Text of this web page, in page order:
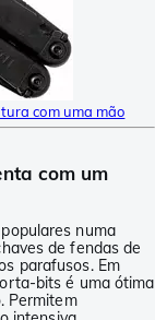
com uma mão
com um
numa
de fendas de
parafusos. Em
bits é uma ótima
Permitem